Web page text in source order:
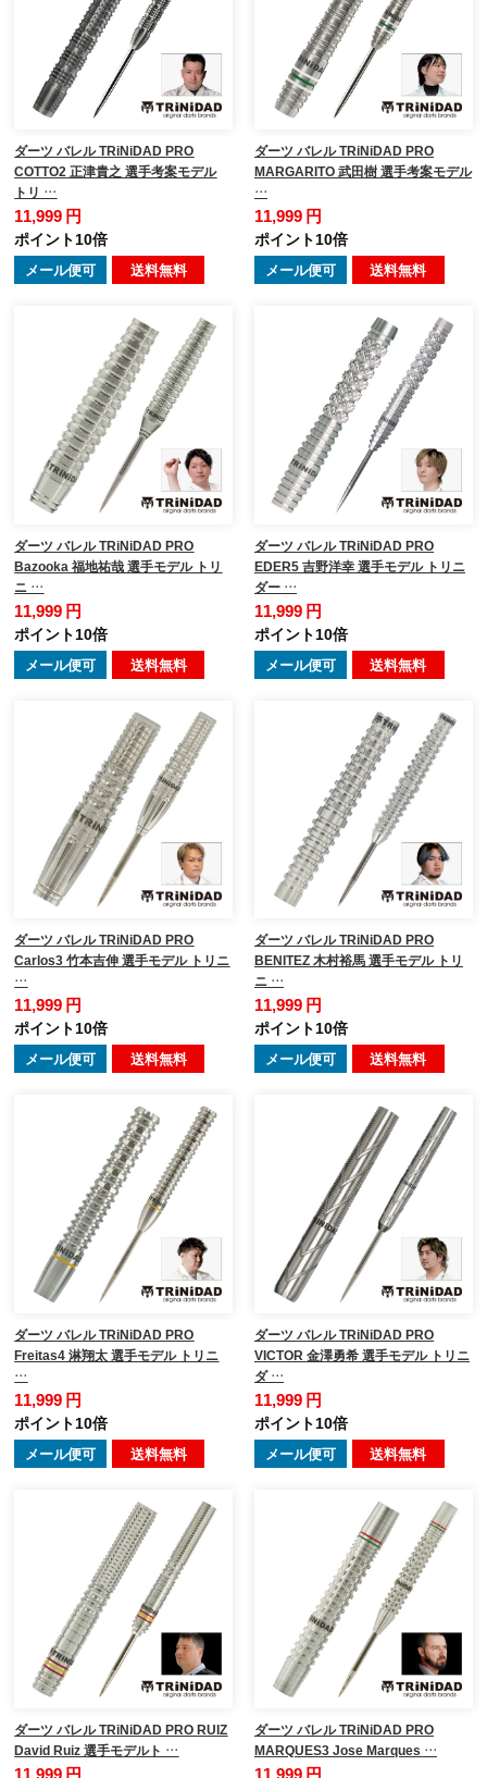
ダーツ バレル TRiNiDAD PRO
COTTO2 正津貴之 選手考案モデル
トリ …
11,999 円
ポイント10倍
メール便可 送料無料
ダーツ バレル TRiNiDAD PRO
MARGARITO 武田樹 選手考案モデル
…
11,999 円
ポイント10倍
メール便可 送料無料
ダーツ バレル TRiNiDAD PRO
Bazooka 福地祐哉 選手モデル トリ
ニ …
11,999 円
ポイント10倍
メール便可 送料無料
ダーツ バレル TRiNiDAD PRO
EDER5 吉野洋幸 選手モデル トリニ
ダー …
11,999 円
ポイント10倍
メール便可 送料無料
ダーツ バレル TRiNiDAD PRO
Carlos3 竹本吉伸 選手モデル トリニ
…
11,999 円
ポイント10倍
メール便可 送料無料
ダーツ バレル TRiNiDAD PRO
BENITEZ 木村裕馬 選手モデル トリ
ニ …
11,999 円
ポイント10倍
メール便可 送料無料
ダーツ バレル TRiNiDAD PRO
Freitas4 淋翔太 選手モデル トリニ
…
11,999 円
ポイント10倍
メール便可 送料無料
ダーツ バレル TRiNiDAD PRO
VICTOR 金澤勇希 選手モデル トリニ
ダ …
11,999 円
ポイント10倍
メール便可 送料無料
ダーツ バレル TRiNiDAD PRO RUIZ
David Ruiz 選手モデルト …
11,999 円
ダーツ バレル TRiNiDAD PRO
MARQUES3 Jose Marques …
11,999 円